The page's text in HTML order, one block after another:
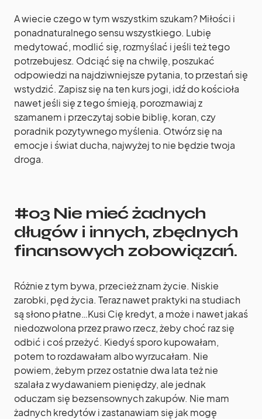
A wiecie czego w tym wszystkim szukam? Miłości i
ponadnaturalnego sensu wszystkiego. Lubię
medytować, modlić się, rozmyślać i jeśli też tego
potrzebujesz. Odciąć się na chwilę, poszukać
odpowiedzi na najdziwniejsze pytania, to przestań się
wstydzić. Zapisz się na ten kurs jogi, idź do kościoła
nawet jeśli się z tego śmieją, porozmawiaj z
szamanem i przeczytaj sobie biblię, koran, czy
poradnik pozytywnego myślenia. Otwórz się na
emocje i świat ducha, najwyżej to nie będzie twoja
droga.
#03 Nie mieć żadnych
długów i innych, zbędnych
finansowych zobowiązań.
Różnie z tym bywa, przecież znam życie. Niskie
zarobki, pęd życia. Teraz nawet praktyki na studiach
są słono płatne…Kusi Cię kredyt, a może i nawet jakaś
niedozwolona przez prawo rzecz, żeby choć raz się
odbić i coś przeżyć. Kiedyś sporo kupowałam,
potem to rozdawałam albo wyrzucałam. Nie
powiem, żebym przez ostatnie dwa lata też nie
szalała z wydawaniem pieniędzy, ale jednak
oduczam się bezsensownych zakupów. Nie mam
żadnych kredytów i zastanawiam się jak mogę